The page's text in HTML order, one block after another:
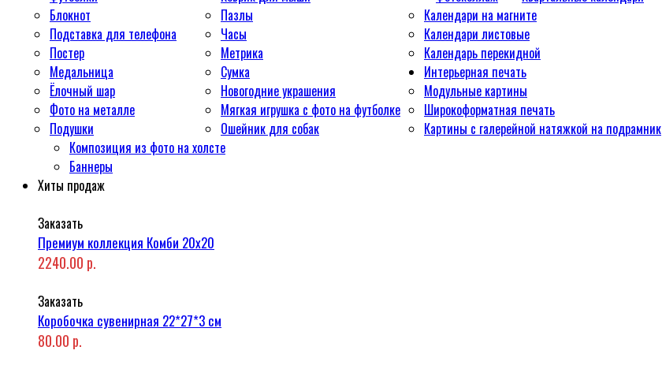
Блокнот
Подставка для телефона
Постер
Медальница
Ёлочный шар
Фото на металле
Подушки
Пазлы
Часы
Метрика
Сумка
Новогодние украшения
Мягкая игрушка с фото на футболке
Ошейник для собак
Календари на магните
Календари листовые
Календарь перекидной
Интерьерная печать
Модульные картины
Широкоформатная печать
Картины с галерейной натяжкой на подрамник
Композиция из фото на холсте
Баннеры
Хиты продаж
Заказать
Премиум коллекция Комби 20x20
2240.00 р.
Заказать
Коробочка сувенирная 22*27*3 см
80.00 р.